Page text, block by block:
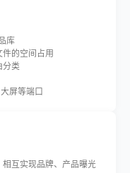
库
的空间占用
分类
屏等端口
互实现品牌、产品曝光